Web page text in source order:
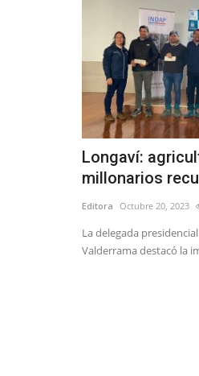
Longaví:
millonarios
Editora Octubre 20, 2023
La delegada
Valderrama destacó la